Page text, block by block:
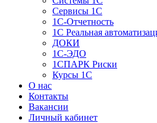
Сервисы 1С
1C-Отчетность
1С Реальная
ДОКИ
1C-ЭДО
1СПАРК Риски
Курсы 1С
О нас
Контакты
Вакансии
Личный кабинет